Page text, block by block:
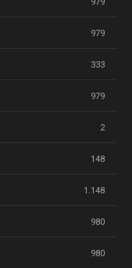
979
333
979
2
148
1.148
980
980